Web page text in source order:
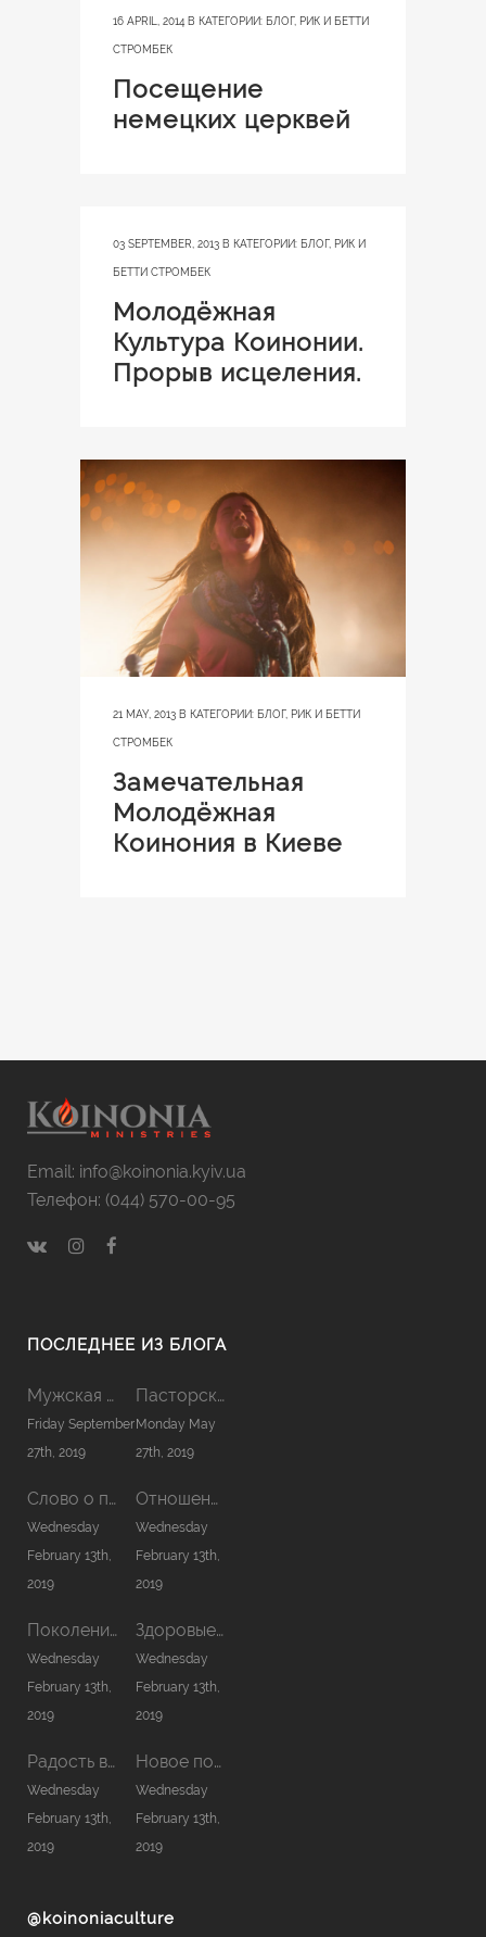
16 APRIL, 2014 В КАТЕГОРИИ: БЛОГ, РИК И БЕТТИ
СТРОМБЕК
Посещение
немецких церквей
03 SEPTEMBER, 2013 В КАТЕГОРИИ: БЛОГ, РИК И
БЕТТИ СТРОМБЕК
Молодёжная
Культура Коинонии.
Прорыв исцеления.
21 MAY, 2013 В КАТЕГОРИИ: БЛОГ, РИК И БЕТТИ
СТРОМБЕК
Замечательная
Молодёжная
Коинония в Киеве
Email: info@koinonia.kyiv.ua
Телефон: (044) 570-00-95
ПОСЛЕДНЕЕ ИЗ БЛОГА
Мужская Койнония 2019
Friday September
27th, 2019
Пасторская Койнония 2019
Monday May
27th, 2019
Слово о причастии
Wednesday
February 13th,
2019
Отношения в семье
Wednesday
February 13th,
2019
Поколение нового сезона
Wednesday
February 13th,
2019
Здоровые отношения с Богом
Wednesday
February 13th,
2019
Радость в Господе — сила моя
Wednesday
February 13th,
2019
Новое помазание
Wednesday
February 13th,
2019
@koinoniaculture